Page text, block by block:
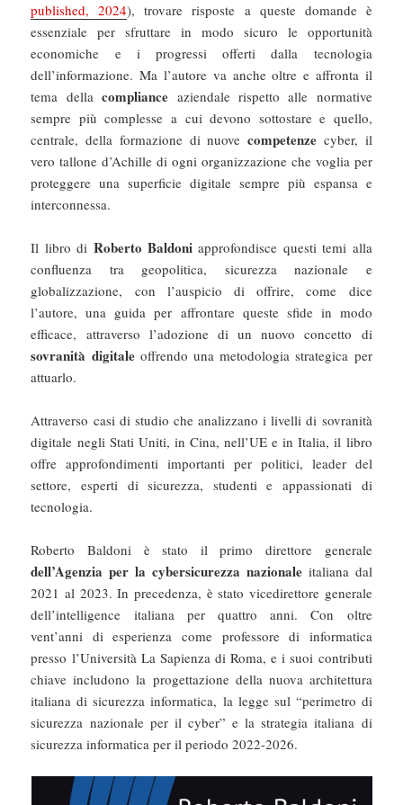
published, 2024), trovare risposte a queste domande è
essenziale per sfruttare in modo sicuro le opportunità
economiche e i progressi offerti dalla tecnologia
dell’informazione. Ma l’autore va anche oltre e affronta il
tema dellacompliance aziendale rispetto alle normative
sempre più complesse a cui devono sottostare e quello,
centrale, della formazione di nuovecompetenze cyber, il
vero tallone d’Achille di ogni organizzazione che voglia per
proteggere una superficie digitale sempre più espansa e
interconnessa.
Il libro di Roberto Baldoni approfondisce questi temi alla
confluenza tra geopolitica, sicurezza nazionale e
globalizzazione, con l’auspicio di offrire, come dice
l’autore, una guida per affrontare queste sfide in modo
efficace, attraverso l’adozione di un nuovo concetto di
sovranità digitaleoffrendo una metodologia strategica per
attuarlo.
Attraverso casi di studio che analizzano i livelli di sovranità
digitale negli Stati Uniti, in Cina, nell’UE e in Italia, il libro
offre approfondimenti importanti per politici, leader del
settore, esperti di sicurezza, studenti e appassionati di
tecnologia.
Roberto Baldoni è stato il primo direttore generale
dell’Agenzia per la cybersicurezza nazionaleitaliana dal
2021 al 2023. In precedenza, è stato vicedirettore generale
dell’intelligence italiana per quattro anni. Con oltre
vent’anni di esperienza come professore di informatica
presso l’Università La Sapienza di Roma, e i suoi contributi
chiave includono la progettazione della nuova architettura
italiana di sicurezza informatica, la legge sul “perimetro di
sicurezza nazionale per il cyber” e la strategia italiana di
sicurezza informatica per il periodo 2022-2026.